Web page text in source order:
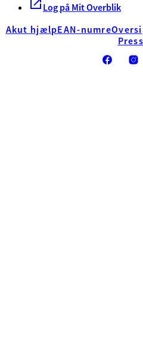
Log på Mit Overblik
Akut hjælpEAN-numre